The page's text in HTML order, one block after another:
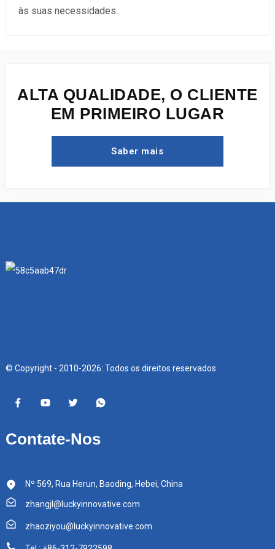
às suas necessidades.
ALTA QUALIDADE, O CLIENTE
EM PRIMEIRO LUGAR
Saber mais
© Copyright - 2010-2026: Todos os direitos reservados.
Contate-Nos
Nº 569, Rua Herun, Baoding, Hebei, China
zhangjl@luckyinnovative.com
zhaoziyou@luckyinnovative.com